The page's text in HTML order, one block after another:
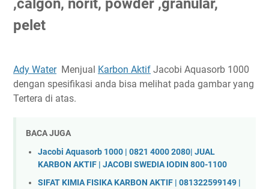
,calgon, norit, powder ,granular,
pelet
Ady WaterMenjual Karbon Aktif Jacobi Aquasorb 1000
dengan spesifikasi anda bisa melihat pada gambar yang
Tertera di atas.
BACA JUGA
Jacobi Aquasorb 1000 | 0821 4000 2080| JUAL
KARBON AKTIF | JACOBI SWEDIA IODIN 800-1100
SIFAT KIMIA FISIKA KARBON AKTIF | 081322599149 |